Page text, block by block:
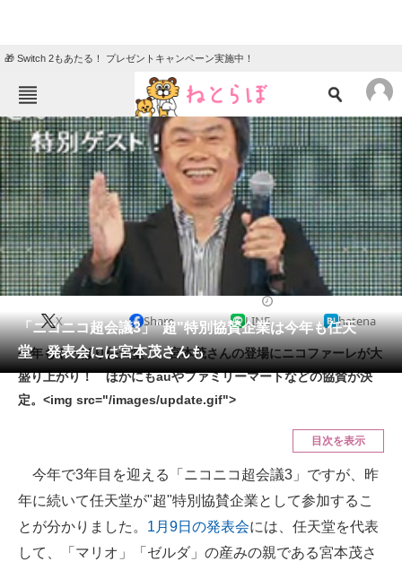
🎁 Switch 2もあたる！ プレゼントキャンペーン実施中！
ねとらぼメニュー
TOP ニュース
エンタメ クイズ
グルメ 地域
住まい 教育・育児
動物
会員記事
メディア
注目記事を集めた総合ページ
スマホと通信の最新トレンド
好きが集まる 比べて選べる
「ニコニコ超会議3」"超"特別協賛企業は今年も任天
堂 発表会には宮本茂さんも
X Share LINE hatena
今年もやっぱり任天堂！ 宮本茂さんの登場にニコファーレが大
盛り上がり！ ほかにもauやファミリーマートなどの協賛が決
定。<img src="/images/update.gif">
目次を表示
今年で3年目を迎える「ニコニコ超会議3」ですが、昨
年に続いて任天堂が"超"特別協賛企業として参加するこ
とが分かりました。 1月9日の発表会には、任天堂を代表
して、「マリオ」「ゼルダ」の産みの親である宮本茂さ